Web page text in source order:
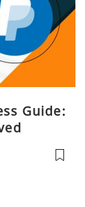
Guide: